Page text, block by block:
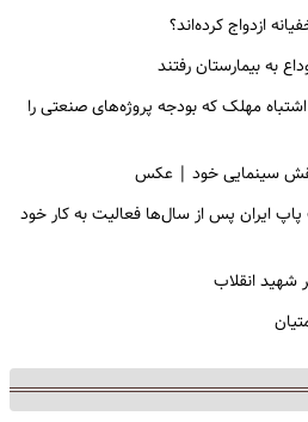
ازدواج کرده‌اند؟
به بیمارستان رفتند
پشت‌پرده بازار لوله استیل؛ ۵ اشتباه مهلک که بودجه پروژه‌های صنعتی را
سینمایی خود |‌ عکس
پاپ ایران پس از سال‌ها فعالیت به کار خود
انقلاب